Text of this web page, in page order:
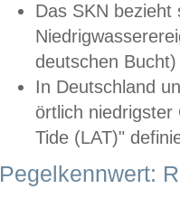
Das SKN
deutschen
In Deutschland
örtlich
Tide (LAT)"
Pegelkennwert: